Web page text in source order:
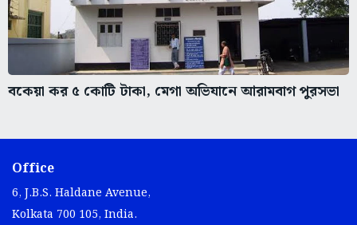
বকেয়া কর ৫ কোটি টাকা, মেগা অভিযানে আরামবাগ পুরসভা
Office
6, J.B.S. Haldane Avenue,
Kolkata 700 105, India.